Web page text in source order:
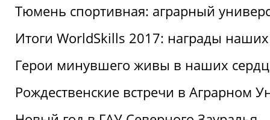
Тюмень спортивная: аграрный
Итоги WorldSkills 2017: награды наших
Герои минувшего живы в наших
Рождественские встречи в Аграрном